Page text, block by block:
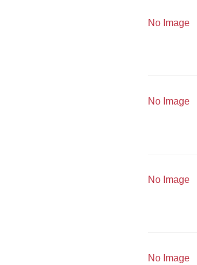
No Image
No Image
No Image
No Image